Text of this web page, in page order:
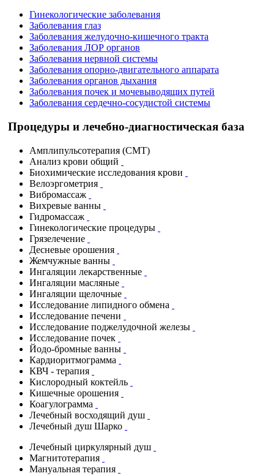
Гинекологические заболевания
Заболевания глаз
Заболевания желудочно-кишечного тракта
Заболевания ЛОР органов
Заболевания нервной системы
Заболевания опорно-двигательного аппарата
Заболевания органов дыхания
Заболевания почек и мочевыводящих путей
Заболевания сердечно-сосудистой системы
Процедуры и лечебно-диагностическая база
Амплипульсотерапия (СМТ)
Анализ крови общий
Биохимические исследования крови
Велоэргометрия
Вибромассаж
Вихревые ванны
Гидромассаж
Гинекологические процедуры
Грязелечение
Десневые орошения
Жемчужные ванны
Ингаляции лекарственные
Ингаляции масляные
Ингаляции щелочные
Исследование липидного обмена
Исследование печени
Исследование поджелудочной железы
Исследование почек
Йодо-бромные ванны
Кардиоритмограмма
КВЧ - терапия
Кислородный коктейль
Кишечные орошения
Коагулограмма
Лечебный восходящий душ
Лечебный душ Шарко
Лечебный циркулярный душ
Магнитотерапия
Мануальная терапия